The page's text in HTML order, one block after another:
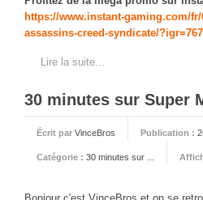
https://www.instant-gaming.com/fr/
assassins-creed-syndicate/
Lire la suite...
30 minutes sur Super
Écrit par VinceBros Publication :
Catégorie : 30 minutes sur ...